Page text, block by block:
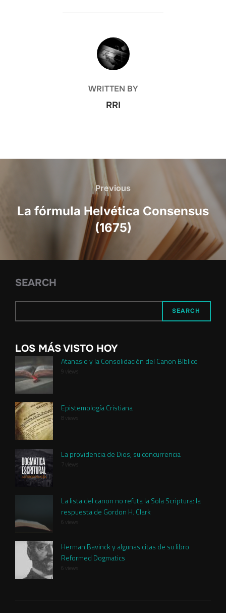
POST AUTHOR
WRITTEN BY
RRI
Previous
Previous
La fórmula Helvética Consensus
(1675)
SEARCH
SEARCH
LOS MÁS VISTO HOY
Atanasio y la Consolidación del Canon Bíblico
9 views
Epistemología Cristiana
8 views
La providencia de Dios; su concurrencia
7 views
La lista del canon no refuta la Sola Scriptura: la
respuesta de Gordon H. Clark
6 views
Herman Bavinck y algunas citas de su libro
Reformed Dogmatics
6 views